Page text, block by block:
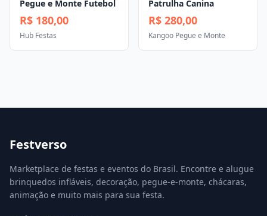
Pegue e Monte Futebol
R$ 180,00
Hub Festas
Patrulha Canina
R$ 280,00
Kangoo Pegue e Monte
Festverso
Marketplace de festas e eventos do Brasil. Encontre e alugue
brinquedos infláveis, decoração, pegue-e-monte, chácaras,
animação e muito mais para sua festa.